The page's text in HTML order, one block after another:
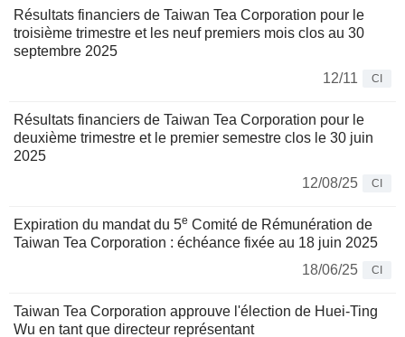
Résultats financiers de Taiwan Tea Corporation pour le
troisième trimestre et les neuf premiers mois clos au 30
septembre 2025
12/11
CI
Résultats financiers de Taiwan Tea Corporation pour le
deuxième trimestre et le premier semestre clos le 30 juin
2025
12/08/25
CI
Expiration du mandat du 5e Comité de Rémunération de
Taiwan Tea Corporation : échéance fixée au 18 juin 2025
18/06/25
CI
Taiwan Tea Corporation approuve l'élection de Huei-Ting
Wu en tant que directeur représentant